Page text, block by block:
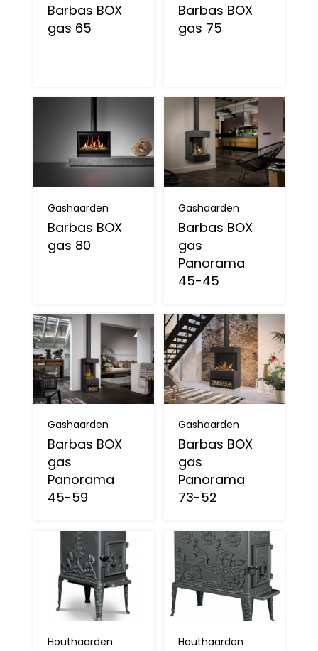
Barbas BOX
gas 65
Barbas BOX
gas 75
Gashaarden
Barbas BOX
gas 80
Gashaarden
Barbas BOX
gas
Panorama
45-45
Gashaarden
Barbas BOX
gas
Panorama
45-59
Gashaarden
Barbas BOX
gas
Panorama
73-52
Houthaarden Houthaarden